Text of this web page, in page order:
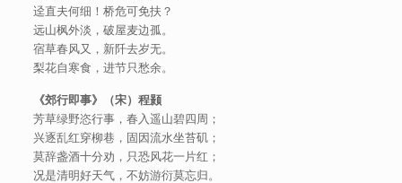
迳直夫何细！桥危可免扶？
远山枫外淡，破屋麦边孤。
宿草春风又，新阡去岁无。
梨花自寒食，进节只愁余。
《郊行即事》（宋）程颢
芳草绿野恣行事，春入遥山碧四周；
兴逐乱红穿柳巷，固因流水坐苔矶；
莫辞盏酒十分劝，只恐风花一片红；
况是清明好天气，不妨游衍莫忘归。